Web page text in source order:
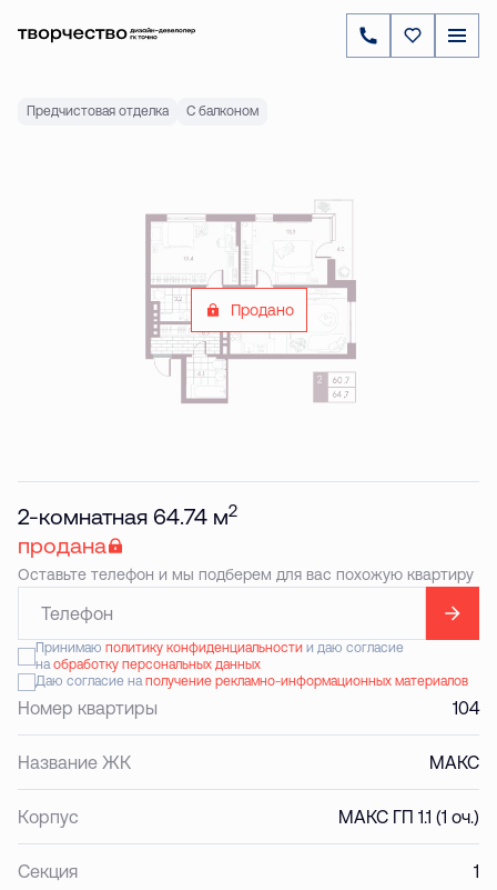
2-комнатная64.74 м
Цена по запросу
Предчистовая отделка С балконом
Продано
2-комнатная 64.74 м2
продана
Оставьте телефон и мы подберем для вас похожую квартиру
Принимаю политику конфиденциальностии даю согласие
наобработку персональных данных
Даю согласие наполучение рекламно-информационных материалов
Номер квартиры 104
Название ЖК МАКС
Корпус МАКС ГП 1.1 (1 оч.)
Секция 1